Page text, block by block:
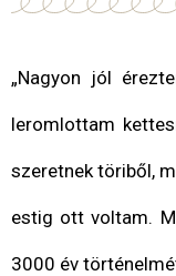
„Nagyon jól
leromlottam
szeretnek töriből,
estig ott voltam.
3000 év